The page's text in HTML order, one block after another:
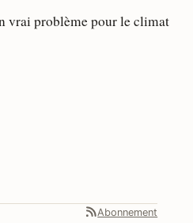
vrai problème pour le climat
Abonnement